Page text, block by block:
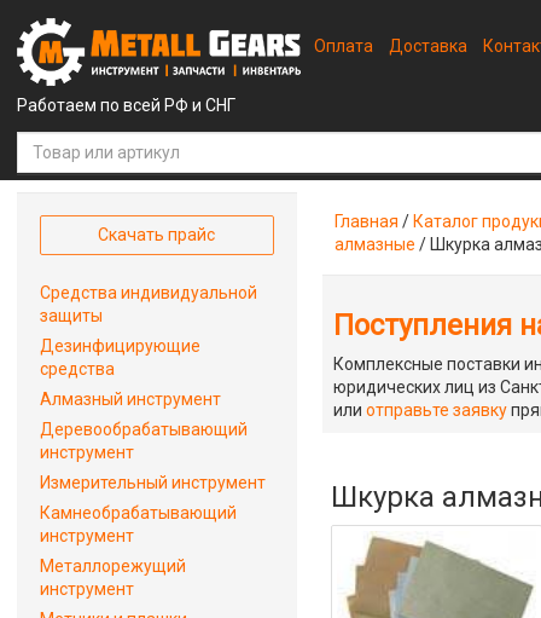
Работаем по всей РФ и СНГ
Оплата Доставка
Главная / Каталог
алмазные / Шкурка
Поступления
Комплексные поставки
юридических лиц из
илиотправьте заявку
Шкурка
Скачать прайс
Средства индивидуальной
защиты
Дезинфицирующие
средства
Алмазный инструмент
Деревообрабатывающий
инструмент
Измерительный инструмент
Камнеобрабатывающий
инструмент
Металлорежущий
инструмент